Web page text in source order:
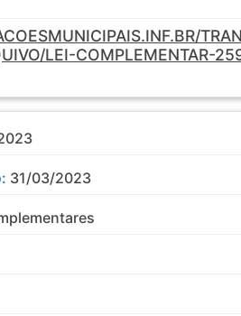
LEI-COMPLEMENTAR-
31/03/2023